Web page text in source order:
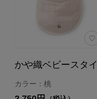
かや織ベビースタイ
カラー：桃